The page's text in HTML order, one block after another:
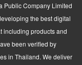
Public Company Limited
the best digital
including products and
been verified by
in Thailand. We deliver